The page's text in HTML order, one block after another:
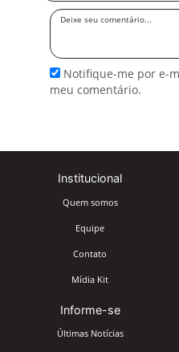
Deixe
Notifique-me por e-
meu comentário.
Institucional
Quem somos
Equipe
Contato
Mídia Kit
Informe-se
Últimas Notícias